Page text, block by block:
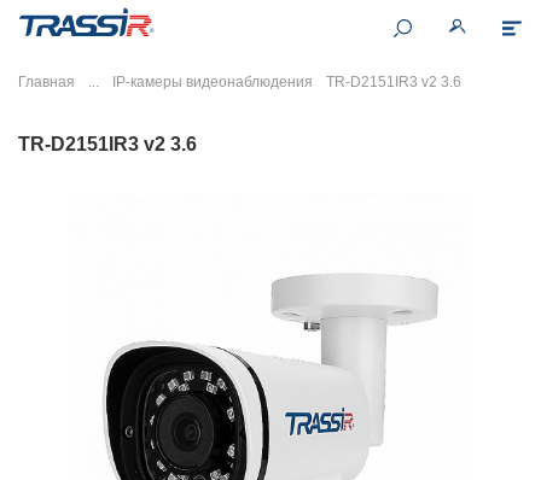
Главная IP-камеры видеонаблюдения TR-D2151IR3 v2 3.6
TR-D2151IR3 v2 3.6